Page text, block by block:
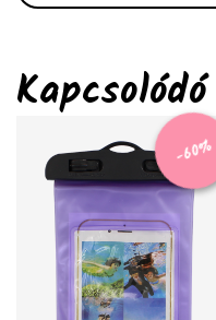
-60%